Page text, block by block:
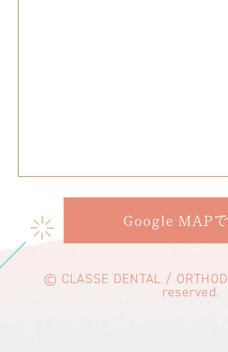
Google MAP
© CLASSE DENTAL /
reserved.